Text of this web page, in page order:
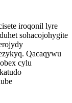
iroqonil lyre
sohacojohygite
Qacaqywu
cylu